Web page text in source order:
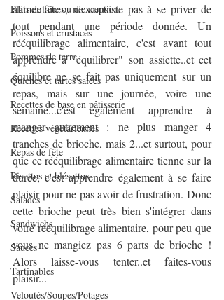
Plats de fête ou d'exception
Poissons et crustacés
Pommes de terre
Quiches et tartes salées
Recettes de base en pâtisserie
Recettes végétariennes
Repas de fête
Risottos et blésottos
Salades
Sandwichs
Sauces
Tartinables
Veloutés/Soupes/Potages
alimentaires, ne consiste pas à se priver de
tout pendant une période donnée. Un
rééquilibrage alimentaire, c'est avant tout
apprendre à "équilibrer" son assiette..et cet
équilibre ne se fait pas uniquement sur un
repas, mais sur une journée, voire une
semaine...c'est également apprendre à
manger autrement : ne plus manger 4
tranches de brioche, mais 2...et surtout, pour
que ce rééquilibrage alimentaire tienne sur la
durée, c'est apprendre également à se faire
plaisir pour ne pas avoir de frustration. Donc
cette brioche peut très bien s'intégrer dans
votre rééquilibrage alimentaire, pour peu que
vous ne mangiez pas 6 parts de brioche !
Alors laisse-vous tenter..et faites-vous
plaisir...